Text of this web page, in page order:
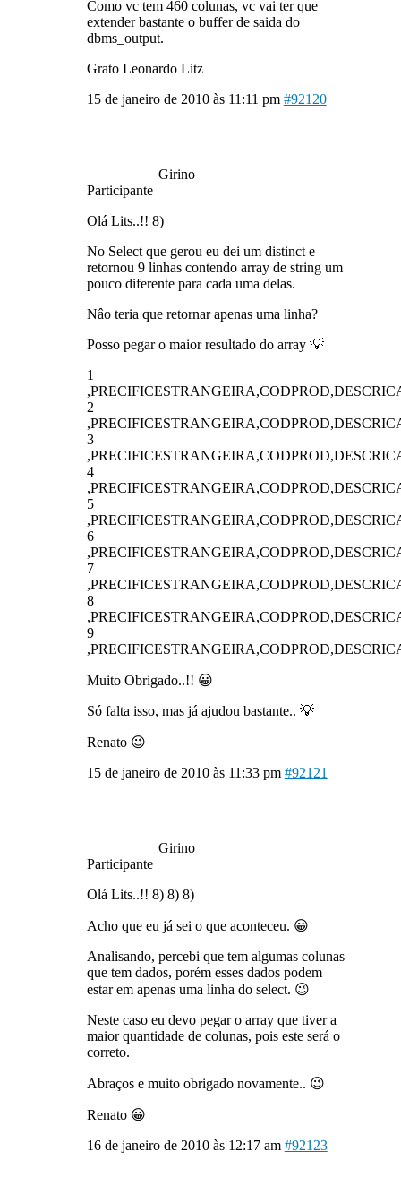
Como vc tem 460 colunas, vc vai ter que
extender bastante o buffer de saida do
dbms_output.
Grato Leonardo Litz
15 de janeiro de 2010 às 11:11 pm #92120
Girino
Participante
Olá Lits..!! 8)
No Select que gerou eu dei um distinct e
retornou 9 linhas contendo array de string um
pouco diferente para cada uma delas.
Nâo teria que retornar apenas uma linha?
Posso pegar o maior resultado do array 💡
1
2
3
4
5
6
7
8
9
Muito Obrigado..!! 😀
Só falta isso, mas já ajudou bastante.. 💡
Renato 😉
15 de janeiro de 2010 às 11:33 pm #92121
Girino
Participante
Olá Lits..!! 8) 8) 8)
Acho que eu já sei o que aconteceu. 😀
Analisando, percebi que tem algumas colunas
que tem dados, porém esses dados podem
estar em apenas uma linha do select. 😉
Neste caso eu devo pegar o array que tiver a
maior quantidade de colunas, pois este será o
correto.
Abraços e muito obrigado novamente.. 😉
Renato 😀
16 de janeiro de 2010 às 12:17 am #92123